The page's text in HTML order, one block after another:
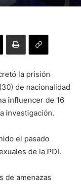
la prisión
de nacionalidad
influencer de 16
investigación.
el pasado
de la PDI.
de amenazas